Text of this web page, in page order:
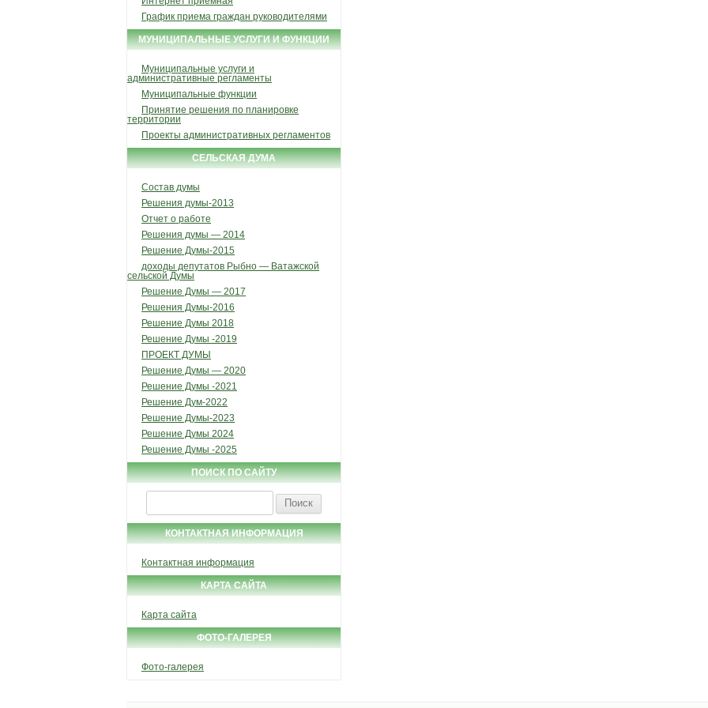
График приема граждан руководителями
МУНИЦИПАЛЬНЫЕ УСЛУГИ И ФУНКЦИИ
Муниципальные услуги и
административные регламенты
Муниципальные функции
Принятие решения по планировке
территории
Проекты административных регламентов
СЕЛЬСКАЯ ДУМА
Состав думы
Решения думы-2013
Отчет о работе
Решения думы — 2014
Решение Думы-2015
доходы депутатов Рыбно — Ватажской
сельской Думы
Решение Думы — 2017
Решения Думы-2016
Решение Думы 2018
Решение Думы -2019
ПРОЕКТ ДУМЫ
Решение Думы — 2020
Решение Думы -2021
Решение Дум-2022
Решение Думы-2023
Решение Думы 2024
Решение Думы -2025
ПОИСК ПО САЙТУ
КОНТАКТНАЯ ИНФОРМАЦИЯ
Контактная информация
КАРТА САЙТА
Карта сайта
ФОТО-ГАЛЕРЕЯ
Фото-галерея